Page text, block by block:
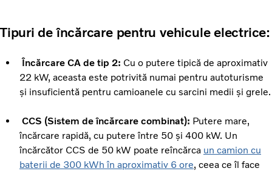
Tipuri de încărcare pentru vehicule electrice:
Încărcare CA de tip 2: Cu o putere tipică de aproximativ
22 kW, aceasta este potrivită numai pentru autoturisme
și insuficientă pentru camioanele cu sarcini medii și grele.
CCS (Sistem de încărcare combinat): Putere mare,
încărcare rapidă, cu putere între 50 și 400 kW. Un
încărcător CCS de 50 kW poate reîncărca un camion cu
baterii de 300 kWh în aproximativ 6 ore, ceea ce îl face